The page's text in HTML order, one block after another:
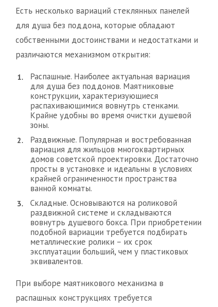
Есть несколько вариаций стеклянных панелей
для душа без поддона, которые обладают
собственными достоинствами и недостатками и
различаются механизмом открытия:
Распашные. Наиболее актуальная вариация
для душа без поддонов. Маятниковые
конструкции, характеризующиеся
распахивающимися вовнутрь стенками.
Крайне удобны во время очистки душевой
зоны.
Раздвижные. Популярная и востребованная
вариация для жильцов многоквартирных
домов советской проектировки. Достаточно
просты в установке и идеальны в условиях
крайней ограниченности пространства
ванной комнаты.
Складные. Основываются на роликовой
раздвижной системе и складываются
вовнутрь душевого бокса. При приобретении
подобной вариации требуется подбирать
металлические ролики – их срок
эксплуатации больший, чем у пластиковых
эквивалентов.
При выборе маятникового механизма в
распашных конструкциях требуется